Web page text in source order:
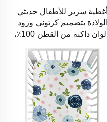
أغطية سرير للأطفال حديثي
الولادة بتصميم كرتوني ورود
بألوان داكنة من القطن 100٪،